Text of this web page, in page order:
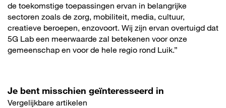
de toekomstige toepassingen ervan in belangrijke
sectoren zoals de zorg, mobiliteit, media, cultuur,
creatieve beroepen, enzovoort. Wij zijn ervan overtuigd dat
5G Lab een meerwaarde zal betekenen voor onze
gemeenschap en voor de hele regio rond Luik.”
Je bent misschien geïnteresseerd in
Vergelijkbare artikelen